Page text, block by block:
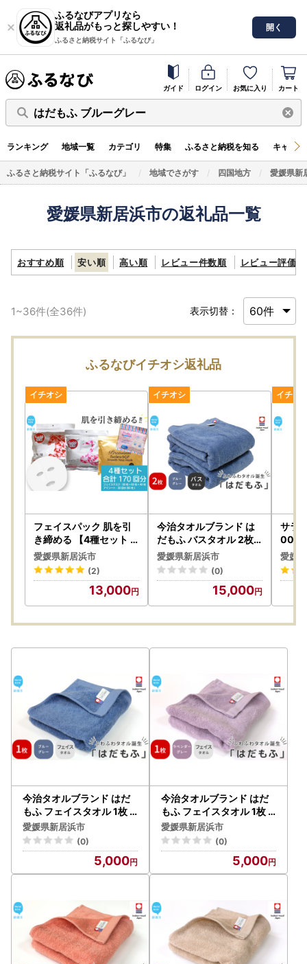
ふるなびアプリなら
返礼品がもっと探しやすい！
ふるさと納税サイト「ふるなび」
開く
ガイド ログイン お気に入り カート
はだもふ ブルーグレー
ランキング 地域一覧 カテゴリ 特集 ふるさと納税を知る キャン
ふるさと納税サイト「ふるなび」 地域でさがす 四国地方 愛媛県新
愛媛県新居浜市の返礼品一覧
おすすめ順 安い順 高い順 レビュー件数順 レビュー評価順
1~36件(全36件) 表示切替：
ふるなびイチオシ返礼品
フェイスパック 肌を引
き締める 【4種セット
合計170回分】 フェイス
マスク 3種+アイマスク
1種【SPC】
愛媛県新居浜市
(2)
13,000
今治タオルブランド は
だもふ バスタオル 2枚 (
ブルーグレー) 【5SEC
ONDS】
愛媛県新居浜市
(0)
15,000
サラ
00 お
ット
薬】
シー
愛媛
今治タオルブランド はだ
もふ フェイスタオル 1枚 (
ブルーグレー) 【5SECON
DS】
愛媛県新居浜市
(0)
5,000
今治タオルブランド はだ
もふ フェイスタオル 1枚 (
ラベンダーグレー) 【5SE
CONDS】
愛媛県新居浜市
(0)
5,000